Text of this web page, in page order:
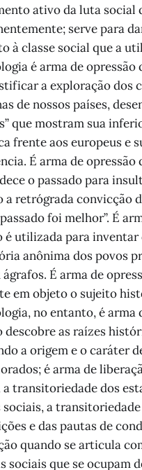
ativo da luta social
serve para
à classe social que a
é arma de opressão
a exploração dos
de nossos países,
que mostram sua
frente aos europeus e
É arma de opressão
o passado para
a retrógrada convicção
foi melhor”. É
é utilizada para inventar
anônima dos povos
ágrafos. É arma de
em objeto o sujeito
no entanto, é arma
descobre as raízes
a origem e o caráter
é arma de
transitoriedade dos
sociais, a
e das pautas de
quando se articula
sociais que se ocupam